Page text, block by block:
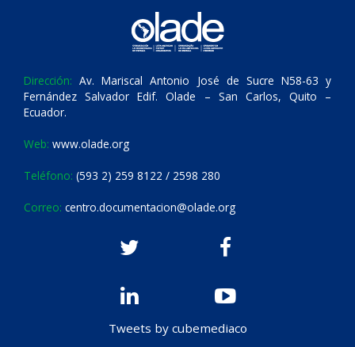
Dirección: Av. Mariscal Antonio José de Sucre N58-63 y
Fernández Salvador Edif. Olade – San Carlos, Quito –
Ecuador.
Web: www.olade.org
Teléfono: (593 2) 259 8122 / 2598 280
Correo: centro.documentacion@olade.org
Tweets by cubemediaco